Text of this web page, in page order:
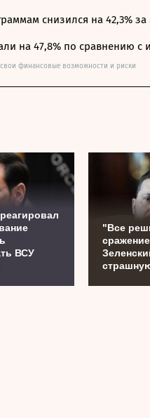
снизился на 42,3% за
на 47,8% по сравнению с
финансовые возможности и риски
ВСУ
"Все